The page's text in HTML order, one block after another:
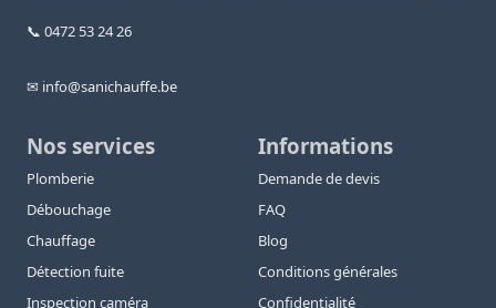
📞 0472 53 24 26
✉ info@sanichauffe.be
Nos services
Plomberie
Débouchage
Chauffage
Détection fuite
Inspection caméra
Informations
Demande de devis
FAQ
Blog
Conditions générales
Confidentialité